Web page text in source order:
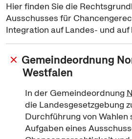
Hier finden Sie die
Ausschusses für
Integration auf Landes- und
Gemeindeordnung
Westfalen
In der Gemeindeordnung
die Landesgesetzgebung
Durchführung von Wahlen
Aufgaben eines